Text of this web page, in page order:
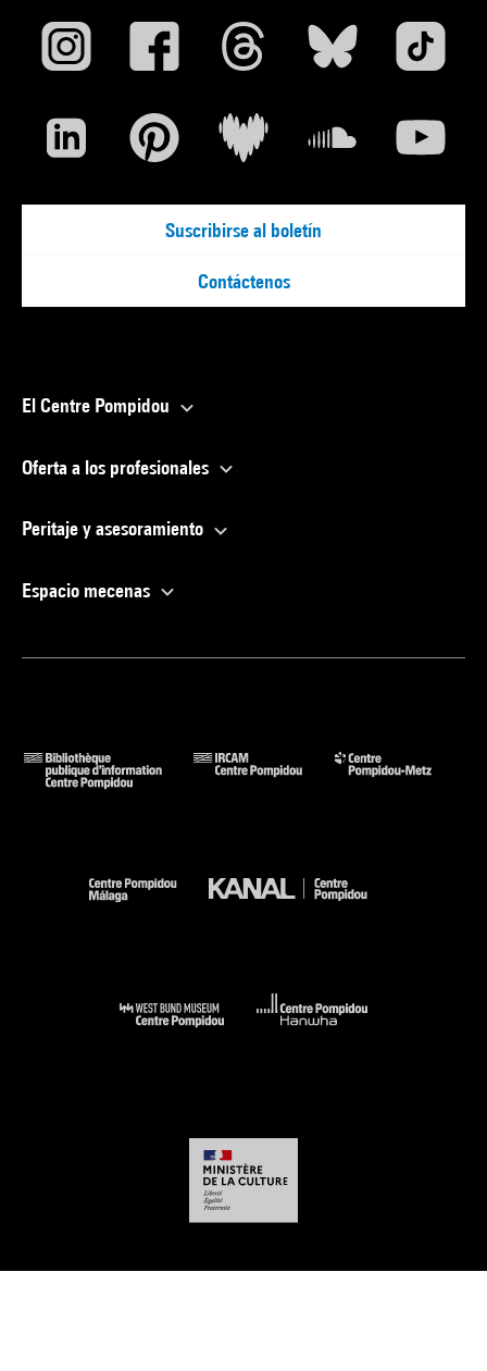
Suscribirse al boletín
Contáctenos
El Centre Pompidou
Oferta a los profesionales
Peritaje y asesoramiento
Espacio mecenas